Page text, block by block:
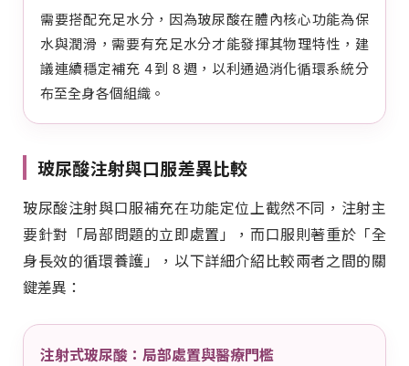
需要搭配充足水分，因為玻尿酸在體內核心功能為保
水與潤滑，需要有充足水分才能發揮其物理特性，建
議連續穩定補充 4 到 8 週，以利通過消化循環系統分
布至全身各個組織。
玻尿酸注射與口服差異比較
玻尿酸注射與口服補充在功能定位上截然不同，注射主
要針對「局部問題的立即處置」，而口服則著重於「全
身長效的循環養護」，以下詳細介紹比較兩者之間的關
鍵差異：
注射式玻尿酸：局部處置與醫療門檻